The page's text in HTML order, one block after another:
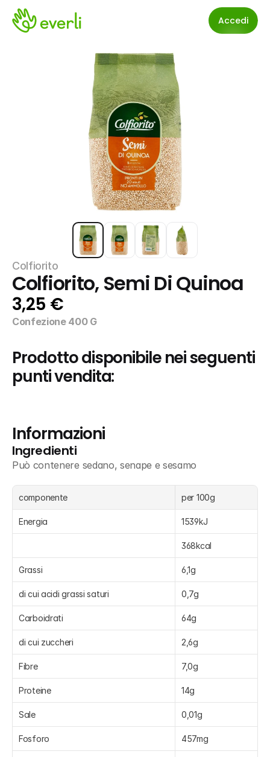
Accedi
Colfiorito
Colfiorito, Semi Di Quinoa
3,25 €
Confezione 400 G
Prodotto disponibile nei seguenti
punti vendita:
Informazioni
Ingredienti
Può contenere sedano, senape e sesamo
componente per 100g
Energia 1539kJ
368kcal
Grassi 6,1g
di cui acidi grassi saturi 0,7g
Carboidrati 64g
di cui zuccheri 2,6g
Fibre 7,0g
Proteine 14g
Sale 0,01g
Fosforo 457mg